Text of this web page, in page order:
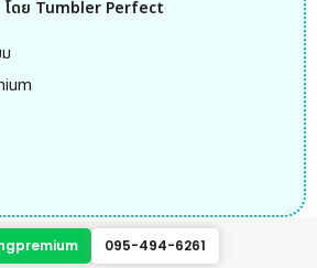
โดย Tumbler Perfect
095-494-6261